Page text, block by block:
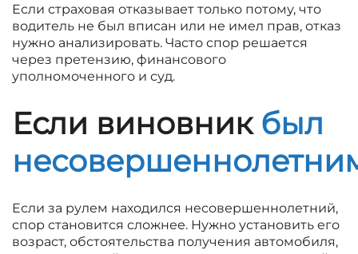
Если страховая отказывает только потому, что
водитель не был вписан или не имел прав, отказ
нужно анализировать. Часто спор решается
через претензию, финансового
уполномоченного и суд.
Если виновник был
Если за рулем находился несовершеннолетний,
спор становится сложнее. Нужно установить его
возраст, обстоятельства получения автомобиля,